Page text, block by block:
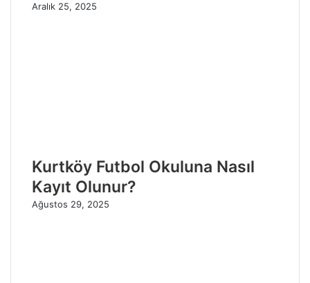
Aralık 25, 2025
Kurtköy Futbol Okuluna Nasıl
Kayıt Olunur?
Ağustos 29, 2025